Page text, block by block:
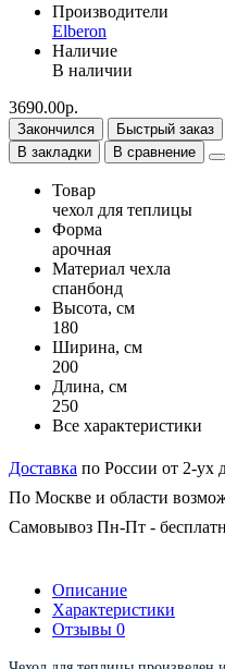
Производители
Elberon
Наличие
В наличии
3690.00р.
Закончился
Быстрый заказ
В закладки
В сравнение
Товар
чехол для теплицы
Форма
арочная
Материал чехла
спанбонд
Высота, см
180
Ширина, см
200
Длина, см
250
Все характеристики
Доставка по России от 2-ух
По Москве и области
Самовывоз Пн-Пт -
Описание
Характеристики
Отзывы 0